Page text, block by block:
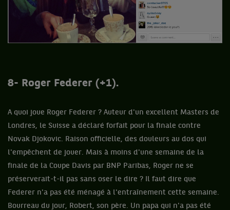
8- Roger Federer (+1).
A quoi joue Roger Federer ? Auteur d'un excellent Masters de
Londres, le Suisse a déclaré forfait pour la finale contre
Novak Djokovic. Raison officielle, des douleurs au dos qui
l'empêchent de jouer. Mais à moins d'une semaine de la
finale de la Coupe Davis par BNP Paribas, Roger ne se
préserverait-t-il pas sans oser le dire ? Il faut dire que
Federer n'a pas été ménagé à l'entraînement cette semaine.
Bourreau du jour, Robert, son père. Un papa qui n'a pas été